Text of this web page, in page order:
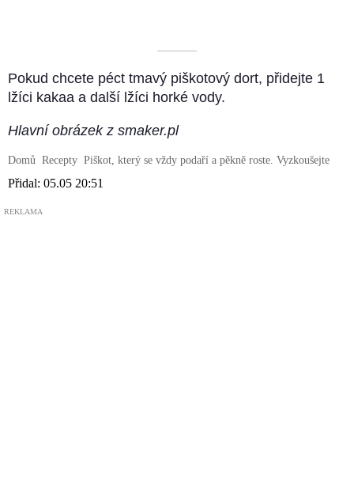
––––––––––
Pokud chcete péct tmavý piškotový dort, přidejte 1
lžíci kakaa a další lžíci horké vody.
Hlavní obrázek z smaker.pl
Domů Recepty Piškot, který se vždy podaří a pěkně roste. Vyzkoušejte
Přidal: 05.05 20:51
REKLAMA